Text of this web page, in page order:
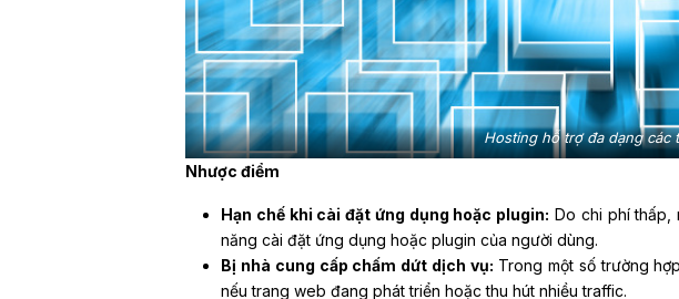
Hosting hỗ trợ đa dạng các
Nhược điểm
Hạn chế khi cài đặt ứng dụng hoặc plugin: Do chi phí thấp,
năng cài đặt ứng dụng hoặc plugin của người dùng.
Bị nhà cung cấp chấm dứt dịch vụ: Trong một số trường
nếu trang web đang phát triển hoặc thu hút nhiều traffic.